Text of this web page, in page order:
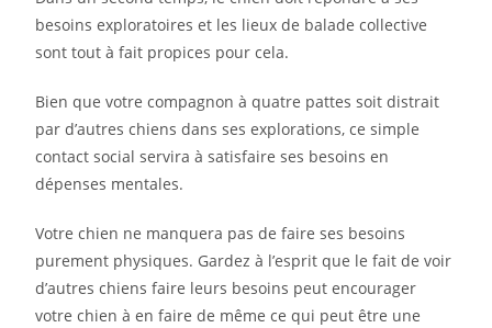
besoins exploratoires et les lieux de balade collective
sont tout à fait propices pour cela.
Bien que votre compagnon à quatre pattes soit distrait
par d’autres chiens dans ses explorations, ce simple
contact social servira à satisfaire ses besoins en
dépenses mentales.
Votre chien ne manquera pas de faire ses besoins
purement physiques. Gardez à l’esprit que le fait de voir
d’autres chiens faire leurs besoins peut encourager
votre chien à en faire de même ce qui peut être une